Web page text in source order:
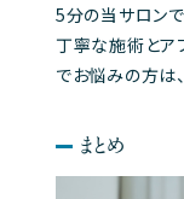
5分の当サロン
丁寧な施術とア
でお悩みの方は
まとめ